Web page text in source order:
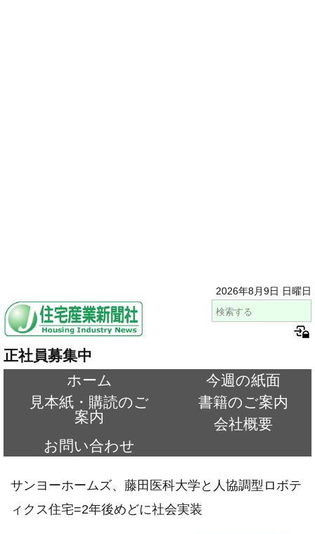
2026年8月9日 日曜日
正社員募集中
ホーム
今週の紙面
見本紙・購読のご
案内
書籍のご案内
会社概要
お問い合わせ
サンヨーホームズ、藤田医科大学と人協調型ロボテ
ィクス住宅=2年後めどに社会実装